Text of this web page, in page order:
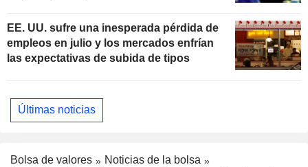
EE. UU. sufre una inesperada pérdida de
empleos en julio y los mercados enfrían
las expectativas de subida de tipos
Últimas noticias
Bolsa de valores
Noticias de la bolsa